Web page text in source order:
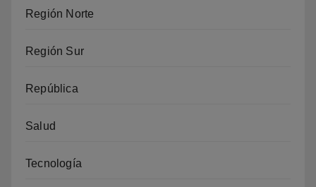
Región Norte
Región Sur
República
Salud
Tecnología